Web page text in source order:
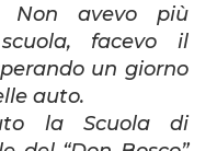
Non avevo più
facevo il
un giorno
auto.
la Scuola di